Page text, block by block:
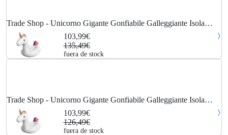
Trade Shop - Unicorno Gigante Gonfiabile Galleggiante Isola
Mare Piscina 2.8 X 1.2 X 1.3 Mt -
103,99€
135,49€
fuera de stock
Trade Shop - Unicorno Gigante Gonfiabile Galleggiante Isola
Mare Piscina 2.8 X 1.2 X 1.3 Mt -
103,99€
126,49€
fuera de stock